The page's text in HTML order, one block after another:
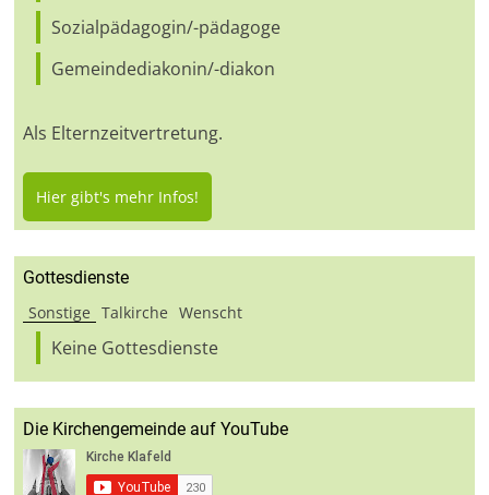
Sozialpädagogin/-pädagoge
Gemeindediakonin/-diakon
Als Elternzeitvertretung.
Hier gibt's mehr Infos!
Gottesdienste
Sonstige
Talkirche Wenscht
Keine Gottesdienste
Die Kirchengemeinde auf YouTube